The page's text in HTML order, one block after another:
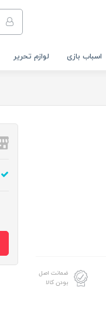
اسباب بازی لوازم تحریر
ضمانت اصل
بودن کالا